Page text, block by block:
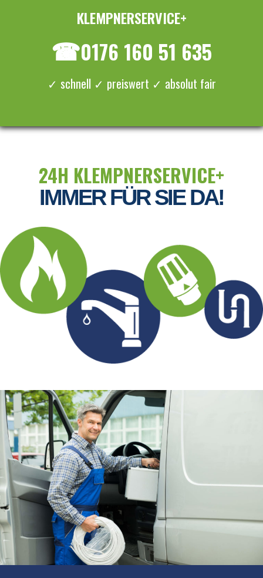
KLEMPNERSERVICE+
☎0176 160 51 635
✓ schnell ✓ preiswert ✓ absolut fair
24H KLEMPNERSERVICE+
IMMER FÜR SIE DA!